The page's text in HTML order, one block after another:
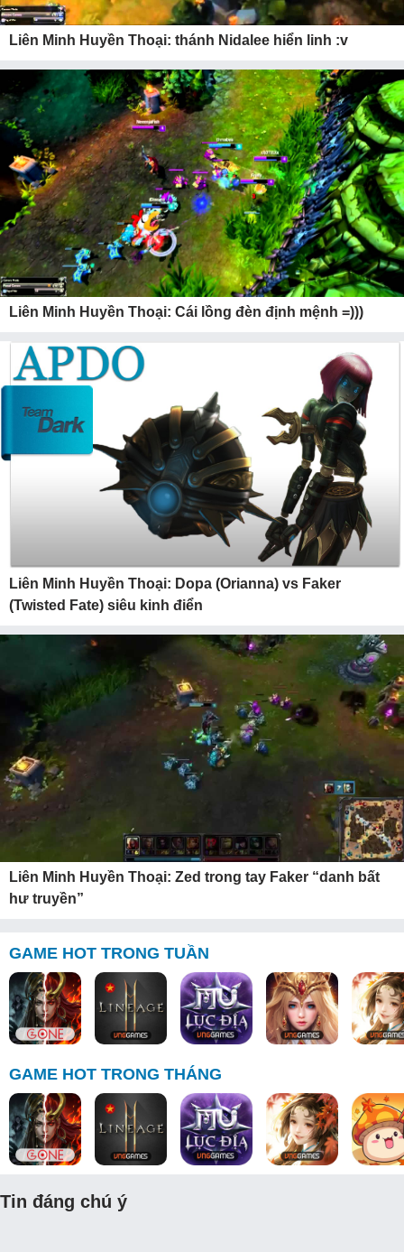
Liên Minh Huyền Thoại: thánh Nidalee hiển linh :v
Liên Minh Huyền Thoại: Cái lồng đèn định mệnh =)))
Liên Minh Huyền Thoại: Dopa (Orianna) vs Faker
(Twisted Fate) siêu kinh điển
Liên Minh Huyền Thoại: Zed trong tay Faker “danh bất
hư truyền”
GAME HOT TRONG TUẦN
GAME HOT TRONG THÁNG
Tin đáng chú ý